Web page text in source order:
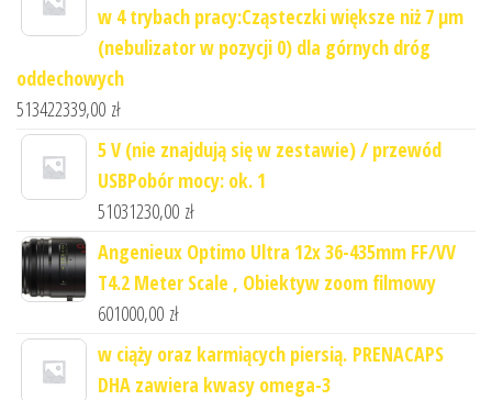
w 4 trybach pracy:Cząsteczki większe niż 7 μm
(nebulizator w pozycji 0) dla górnych dróg
oddechowych
513422339,00 zł
5 V (nie znajdują się w zestawie) / przewód
USBPobór mocy: ok. 1
51031230,00 zł
Angenieux Optimo Ultra 12x 36-435mm FF/VV
T4.2 Meter Scale , Obiektyw zoom filmowy
601000,00 zł
w ciąży oraz karmiących piersią. PRENACAPS
DHA zawiera kwasy omega-3